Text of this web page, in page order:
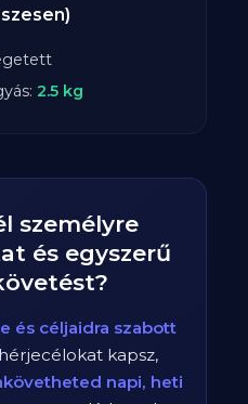
2.5 kg
személyre
és egyszerű
és céljaidra szabott
kapsz,
napi, heti